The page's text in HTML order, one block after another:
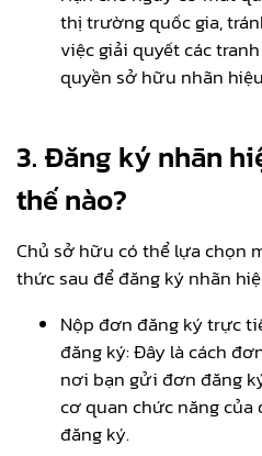
thị trường quốc gia,
việc giải quyết các
quyền sở hữu nhãn
3. Đăng ký nhãn
thế nào?
Chủ sở hữu có thể lựa chọn
thức sau để đăng ký nhãn
Nộp đơn đăng ký trực
đăng ký: Đây là cách
nơi bạn gửi đơn đăng
cơ quan chức năng
đăng ký.